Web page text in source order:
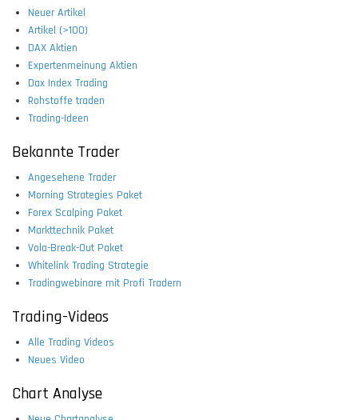
Neuer Artikel
Artikel (>100)
DAX Aktien
Expertenmeinung Aktien
Dax Index Trading
Rohstoffe traden
Trading-Ideen
Bekannte Trader
Angesehene Trader
Morning Strategies Paket
Forex Scalping Paket
Markttechnik Paket
Vola-Break-Out Paket
Whitelink Trading Strategie
Tradingwebinare mit Profi Tradern
Trading-Videos
Alle Trading Videos
Neues Video
Chart Analyse